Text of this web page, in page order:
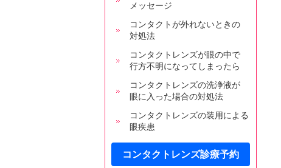
メッセージ
コンタクトが外れないときの
対処法
コンタクトレンズが眼の中で
行方不明になってしまったら
コンタクトレンズの洗浄液が
眼に入った場合の対処法
コンタクトレンズの装用による
眼疾患
コンタクトレンズ診療予約